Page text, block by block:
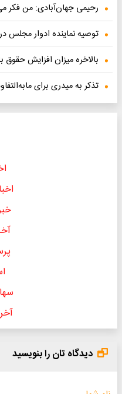
رحیمی جهان‌آبادی: من فکر
توصیه نماینده ادوار مجلس
بالاخره میزان افزایش حقوق
تذکر به میدری برای
دیدگاه تان را بنویسید